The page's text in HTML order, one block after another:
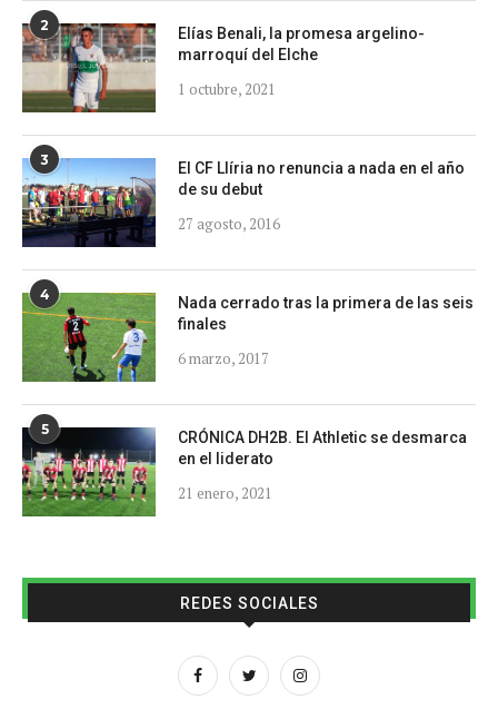
2
Elías Benali, la promesa argelino-
marroquí del Elche
1 octubre, 2021
3
El CF Llíria no renuncia a nada en el año
de su debut
27 agosto, 2016
4
Nada cerrado tras la primera de las seis
finales
6 marzo, 2017
5
CRÓNICA DH2B. El Athletic se desmarca
en el liderato
21 enero, 2021
REDES SOCIALES